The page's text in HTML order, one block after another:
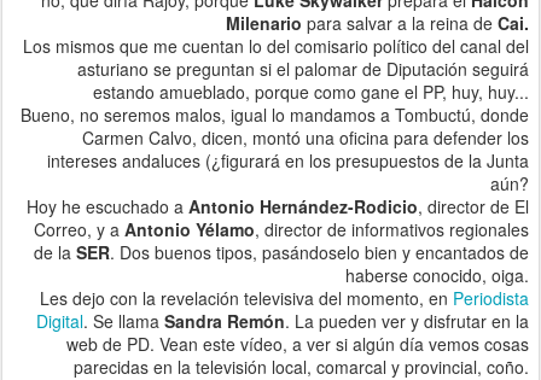
Milenario para salvar a la reina de Cai.
Los mismos que me cuentan lo del comisario político del canal del
asturiano se preguntan si el palomar de Diputación seguirá
estando amueblado, porque como gane el PP, huy, huy...
Bueno, no seremos malos, igual lo mandamos a Tombuctú, donde
Carmen Calvo, dicen, montó una oficina para defender los
intereses andaluces (¿figurará en los presupuestos de la Junta
aún?
Hoy he escuchado a Antonio Hernández-Rodicio, director de El
Correo, y a Antonio Yélamo, director de informativos regionales
de la SER. Dos buenos tipos, pasándoselo bien y encantados de
haberse conocido, oiga.
Les dejo con la revelación televisiva del momento, en Periodista
Digital. Se llama Sandra Remón. La pueden ver y disfrutar en la
web de PD. Vean este vídeo, a ver si algún día vemos cosas
parecidas en la televisión local, comarcal y provincial, coño.